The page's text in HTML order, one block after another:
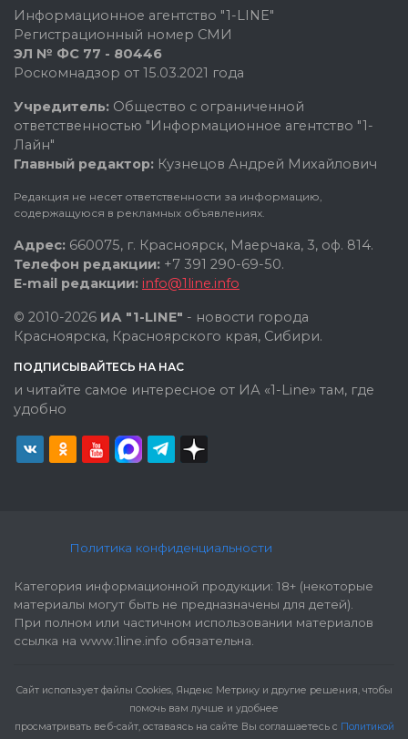
Информационное агентство "1-LINE"
Регистрационный номер СМИ
ЭЛ № ФС 77 - 80446
Роскомнадзор от 15.03.2021 года
Учредитель: Общество с ограниченной
ответственностью "Информационное агентство "1-
Лайн"
Главный редактор: Кузнецов Андрей Михайлович
Редакция не несет ответственности за информацию,
содержащуюся в рекламных объявлениях.
Адрес: 660075, г. Красноярск, Маерчака, 3, оф. 814.
Телефон редакции: +7 391 290-69-50.
E-mail редакции: info@1line.info
© 2010-2026 ИА "1-LINE" - новости города
Красноярска, Красноярского края, Сибири.
ПОДПИСЫВАЙТЕСЬ НА НАС
и читайте самое интересное от ИА «1-Line» там, где
удобно
Политика конфиденциальности
Категория информационной продукции: 18+ (некоторые
материалы могут быть не предназначены для детей).
При полном или частичном использовании материалов
ссылка на www.1line.info обязательна.
Cайт использует файлы Cookies, Яндекс Метрику и другие решения, чтобы
помочь вам лучше и удобнее
просматривать веб-сайт, оставаясь на сайте Вы соглашаетесь с Политикой